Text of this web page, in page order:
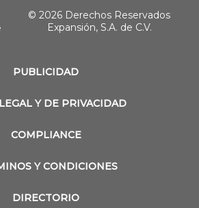
PUBLICIDAD
Y DE PRIVACIDAD
COMPLIANCE
Y CONDICIONES
DIRECTORIO
© 2026 Derechos Reservados
Expansión, S.A. de C.V.